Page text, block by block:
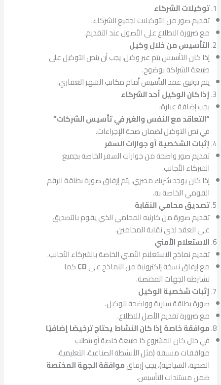
توكيلات الشركاء
تقديم صور من التوكيلات لجميع الشركاء.
مع ضرورة الاطلاع على الأصول عند التقديم.
التأسيس من خلال وكيل
إذا كان التأسيس يتم عبر وكيل، يجب أن ينص التوكيل على
طبيعة الشراكة بوضوح.
يتم توثيق عقد التأسيس أمام مكاتب الشهر العقاري.
إذا كان الوكيل أحد الشركاء
يجب إضافة عبارة:
“التعاقد مع النفس والغير في تأسيس الشركات”
في نص التوكيل لضمان صحة الإجراءات.
إثبات الشخصية أو جوازات السفر
تقديم صور واضحة من جوازات السفر الخاصة بجميع
الشركاء الأجانب.
إذا كان يوجد شريك مصري، يتم إرفاق صورة بطاقة الرقم
القومي الخاصة به.
تصديق محامي النقابة
تقديم صورة من كارنيه المحامي الذي يقوم بالتصديق
على العقد لدى نقابة المحامين.
الاستعلام الأمني
تقديم نماذج الاستعلام الأمني الخاصة بالشركاء الأجانب.
مع إرفاق نسخة إلكترونية من النماذج علىCDكما
تشترطه الجهات المختصة.
إثبات شخصية الوكيل
صورة بطاقة سارية وواضحة للوكيل.
مع ضرورة تقديم الأصل للاطلاع.
موافقة خاصة إذا كان النشاط يحتاج ترخيصًا إضافيًا
في حال كان المشروع ذا طبيعة خاصة أو يتطلب
موافقات مسبقة (مثل الأنشطة الصناعية، التعليمية،
الصحية، السياحية)، يجب إرفاقموافقة الجهة المختصة
ضمن مستندات التأسيس.